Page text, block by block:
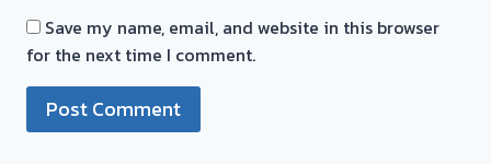
ทอง
รับ
ซื้อ
Save my name, email, and website in this browser
for the next time I comment.